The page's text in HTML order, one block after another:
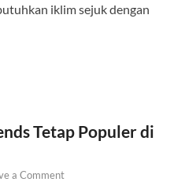
iklim sejuk dengan
Tetap Populer di
a Comment